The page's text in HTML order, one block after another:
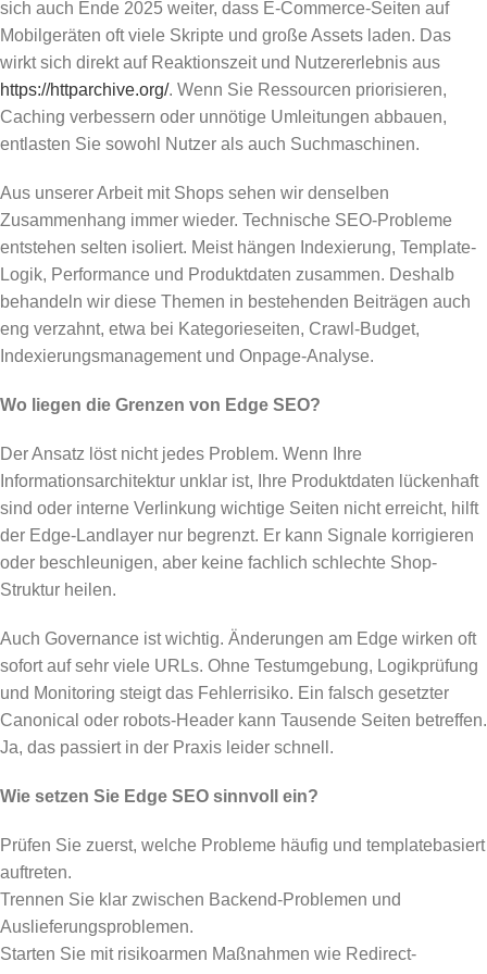
sich auch Ende 2025 weiter, dass E-Commerce-Seiten auf
Mobilgeräten oft viele Skripte und große Assets laden. Das
wirkt sich direkt auf Reaktionszeit und Nutzererlebnis aus
https://httparchive.org/. Wenn Sie Ressourcen priorisieren,
Caching verbessern oder unnötige Umleitungen abbauen,
entlasten Sie sowohl Nutzer als auch Suchmaschinen.
Aus unserer Arbeit mit Shops sehen wir denselben
Zusammenhang immer wieder. Technische SEO-Probleme
entstehen selten isoliert. Meist hängen Indexierung, Template-
Logik, Performance und Produktdaten zusammen. Deshalb
behandeln wir diese Themen in bestehenden Beiträgen auch
eng verzahnt, etwa bei Kategorieseiten, Crawl-Budget,
Indexierungsmanagement und Onpage-Analyse.
Wo liegen die Grenzen von Edge SEO?
Der Ansatz löst nicht jedes Problem. Wenn Ihre
Informationsarchitektur unklar ist, Ihre Produktdaten lückenhaft
sind oder interne Verlinkung wichtige Seiten nicht erreicht, hilft
der Edge-Landlayer nur begrenzt. Er kann Signale korrigieren
oder beschleunigen, aber keine fachlich schlechte Shop-
Struktur heilen.
Auch Governance ist wichtig. Änderungen am Edge wirken oft
sofort auf sehr viele URLs. Ohne Testumgebung, Logikprüfung
und Monitoring steigt das Fehlerrisiko. Ein falsch gesetzter
Canonical oder robots-Header kann Tausende Seiten betreffen.
Ja, das passiert in der Praxis leider schnell.
Wie setzen Sie Edge SEO sinnvoll ein?
Prüfen Sie zuerst, welche Probleme häufig und templatebasiert
auftreten.
Trennen Sie klar zwischen Backend-Problemen und
Auslieferungsproblemen.
Starten Sie mit risikoarmen Maßnahmen wie Redirect-